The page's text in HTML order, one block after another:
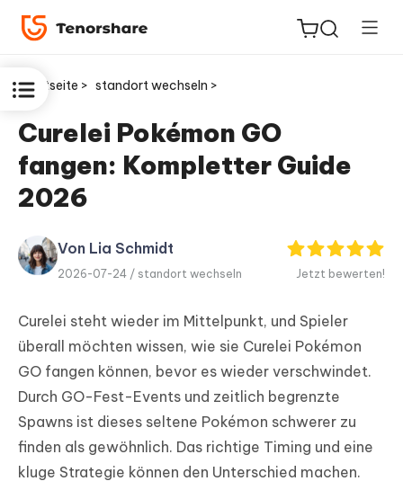
ReiBoot
for iOS
PDNob
PDF
Editor
Neu
iAnyGo
Startseite > standort wechseln >
Curelei Pokémon GO
fangen: Kompletter Guide
2026
Von Lia Schmidt
2026-07-24 / standort wechseln Jetzt bewerten!
Curelei steht wieder im Mittelpunkt, und Spieler
überall möchten wissen, wie sie Curelei Pokémon
GO fangen können, bevor es wieder verschwindet.
Durch GO-Fest-Events und zeitlich begrenzte
Spawns ist dieses seltene Pokémon schwerer zu
finden als gewöhnlich. Das richtige Timing und eine
kluge Strategie können den Unterschied machen.